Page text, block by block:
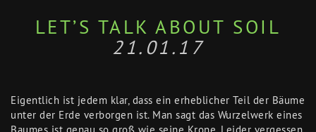
LET’S TALK ABOUT SOIL
21.01.17
Eigentlich ist jedem klar, dass ein erheblicher Teil der Bäume
unter der Erde verborgen ist. Man sagt das Wurzelwerk eines